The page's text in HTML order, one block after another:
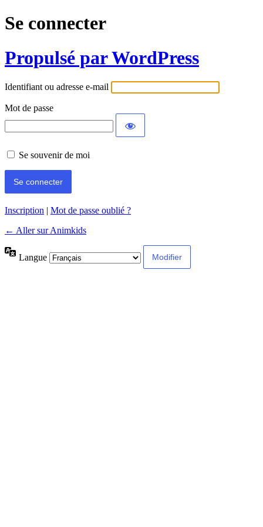
Se connecter
Propulsé par WordPress
Identifiant ou adresse e-mail
Mot de passe
Se souvenir de moi
Inscription | Mot de passe oublié ?
← Aller sur Animkids
Langue